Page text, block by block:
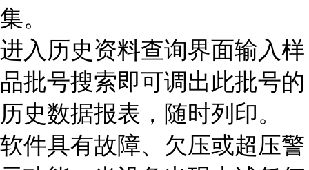
集。
进入历史资料查询界面输入样
品批号搜索即可调出此批号的
历史数据报表，随时列印。
软件具有故障、欠压或超压警